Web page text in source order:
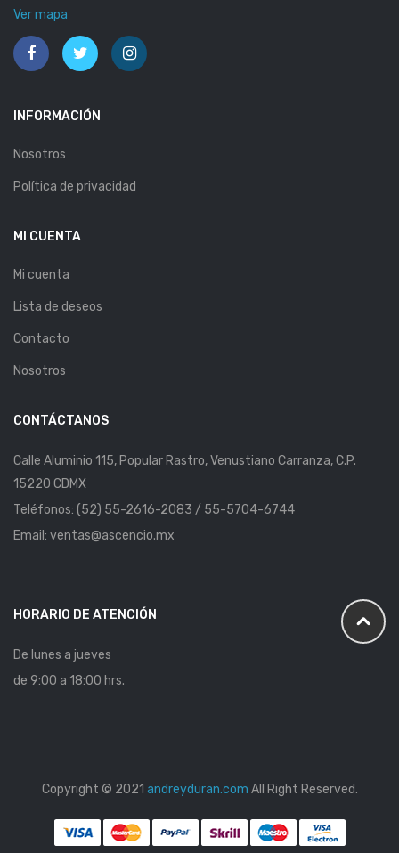
Ver mapa
INFORMACIÓN
Nosotros
Política de privacidad
MI CUENTA
Mi cuenta
Lista de deseos
Contacto
Nosotros
CONTÁCTANOS
Calle Aluminio 115, Popular Rastro, Venustiano Carranza, C.P.
15220 CDMX
Teléfonos: (52) 55-2616-2083 / 55-5704-6744
Email: ventas@ascencio.mx
HORARIO DE ATENCIÓN
De lunes a jueves
de 9:00 a 18:00 hrs.
Copyright © 2021 andreyduran.com All Right Reserved.